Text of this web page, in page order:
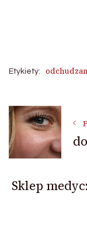
Etykiety:
wpisu
Sklep